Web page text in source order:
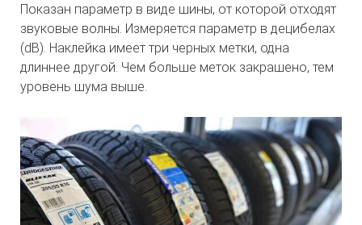
Показан параметр в виде шины, от которой отходят
звуковые волны. Измеряется параметр в децибелах
(dB). Наклейка имеет три черных метки, одна
длиннее другой. Чем больше меток закрашено, тем
уровень шума выше.